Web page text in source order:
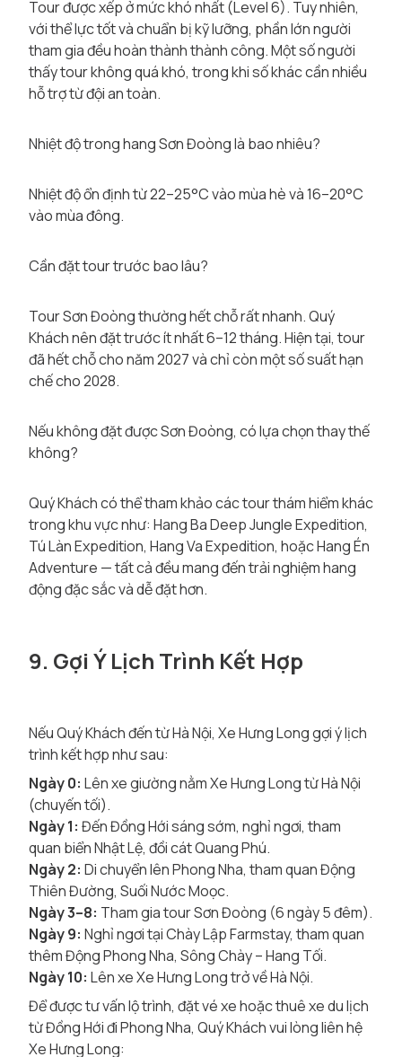
Tour được xếp ở mức khó nhất (Level 6). Tuy nhiên,
với thể lực tốt và chuẩn bị kỹ lưỡng, phần lớn người
tham gia đều hoàn thành thành công. Một số người
thấy tour không quá khó, trong khi số khác cần nhiều
hỗ trợ từ đội an toàn.
Nhiệt độ trong hang Sơn Đoòng là bao nhiêu?
Nhiệt độ ổn định từ 22–25°C vào mùa hè và 16–20°C
vào mùa đông.
Cần đặt tour trước bao lâu?
Tour Sơn Đoòng thường hết chỗ rất nhanh. Quý
Khách nên đặt trước ít nhất 6–12 tháng. Hiện tại, tour
đã hết chỗ cho năm 2027 và chỉ còn một số suất hạn
chế cho 2028.
Nếu không đặt được Sơn Đoòng, có lựa chọn thay thế
không?
Quý Khách có thể tham khảo các tour thám hiểm khác
trong khu vực như: Hang Ba Deep Jungle Expedition,
Tú Làn Expedition, Hang Va Expedition, hoặc Hang Én
Adventure — tất cả đều mang đến trải nghiệm hang
động đặc sắc và dễ đặt hơn.
9. Gợi Ý Lịch Trình Kết Hợp
Nếu Quý Khách đến từ Hà Nội, Xe Hưng Long gợi ý lịch
trình kết hợp như sau:
Ngày 0: Lên xe giường nằm Xe Hưng Long từ Hà Nội
(chuyến tối).
Ngày 1: Đến Đồng Hới sáng sớm, nghỉ ngơi, tham
quan biển Nhật Lệ, đồi cát Quang Phú.
Ngày 2: Di chuyển lên Phong Nha, tham quan Động
Thiên Đường, Suối Nước Moọc.
Ngày 3–8: Tham gia tour Sơn Đoòng (6 ngày 5 đêm).
Ngày 9: Nghỉ ngơi tại Chày Lập Farmstay, tham quan
thêm Động Phong Nha, Sông Chày – Hang Tối.
Ngày 10: Lên xe Xe Hưng Long trở về Hà Nội.
Để được tư vấn lộ trình, đặt vé xe hoặc thuê xe du lịch
từ Đồng Hới đi Phong Nha, Quý Khách vui lòng liên hệ
Xe Hưng Long: